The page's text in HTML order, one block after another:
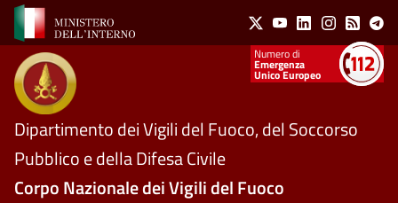
Salta al contenuto principale Social Menu
X YoutubeLinkedinInstagram
Feed
Numeri utili
Emergenza
Unico Europeo
Dipartimento dei Vigili del Fuoco, del Soccorso
Pubblico e della Difesa Civile
Corpo Nazionale dei Vigili del Fuoco